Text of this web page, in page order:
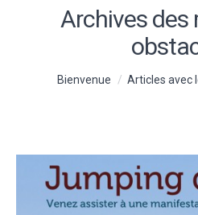
ACCUEIL
LOCATION DE
VOTRE SÉJOUR
CONTACTS
Archives des
Vous êtes ici :
Bienvenue Articles avec